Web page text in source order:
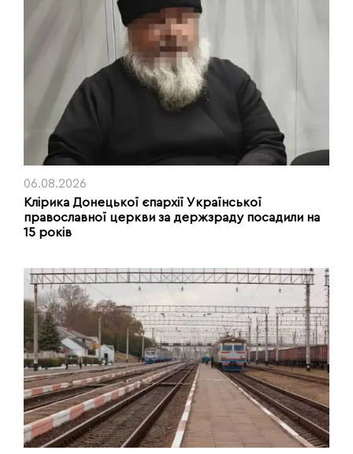
06.08.2026
Клірика Донецької єпархії Української
православної церкви за держзраду посадили на
15 років